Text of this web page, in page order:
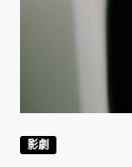
影劇